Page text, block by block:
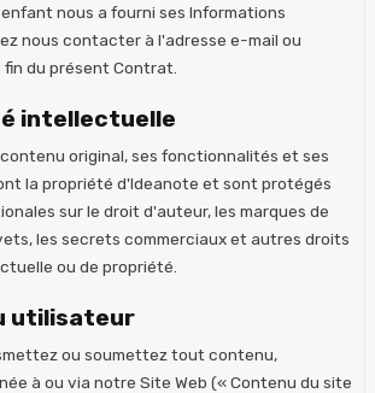
nous a fourni ses Informations
nous contacter à l'adresse e-mail ou
du présent Contrat.
intellectuelle
original, ses fonctionnalités et ses
la propriété d'Ideanote et sont protégés
sur le droit d'auteur, les marques de
les secrets commerciaux et autres droits
ou de propriété.
utilisateur
ou soumettez tout contenu,
à ou via notre Site Web (« Contenu du site